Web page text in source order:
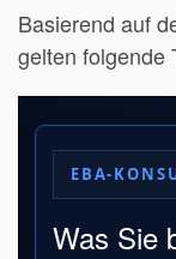
Basierend auf
gelten folgende
EBA-
Was Sie